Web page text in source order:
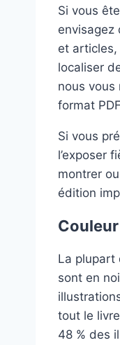
Si vous
envisagez
et articles,
localiser
nous vous
format
Si vous
l’exposer
montrer
édition
La plupart
sont en
tout le
48 % des